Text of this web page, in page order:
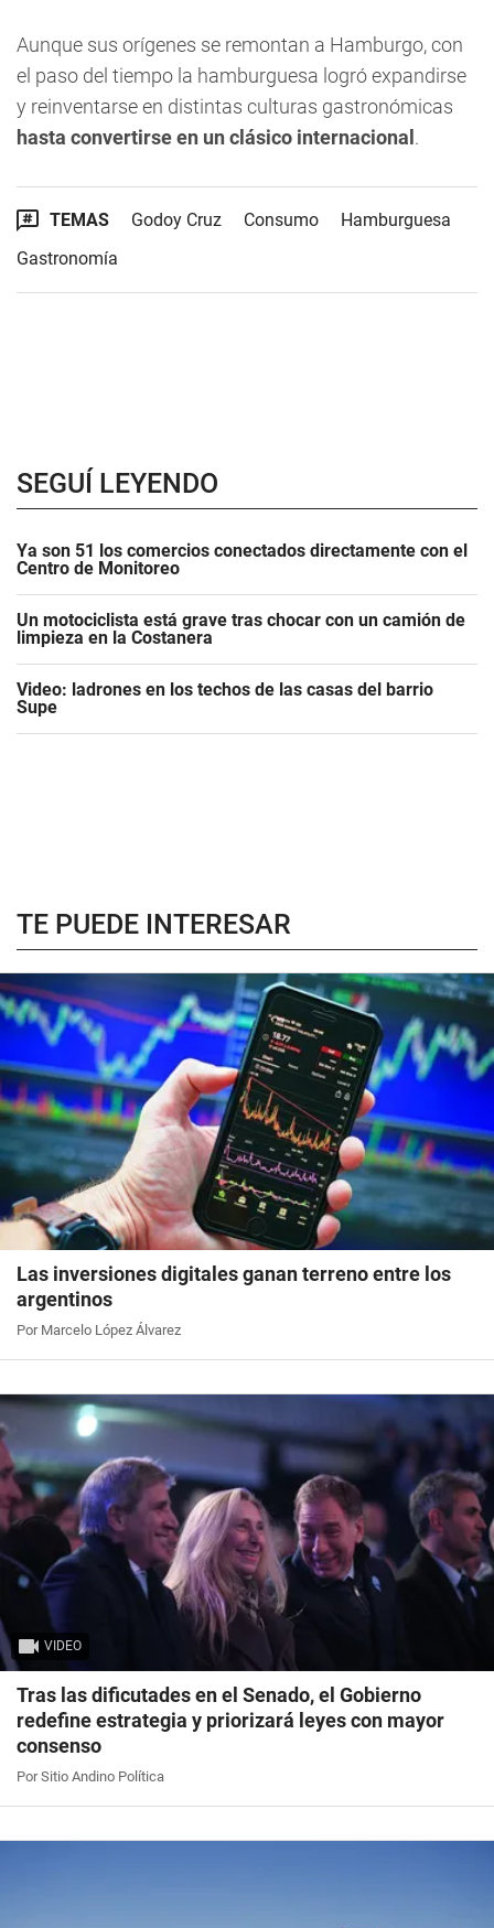
Aunque sus orígenes se remontan a Hamburgo, con
el paso del tiempo la hamburguesa logró expandirse
y reinventarse en distintas culturas gastronómicas
hasta convertirse en un clásico internacional .
TEMAS Godoy Cruz Consumo
Hamburguesa
Gastronomía
SEGUÍ LEYENDO
Ya son 51 los comercios conectados directamente con el
Centro de Monitoreo
Un motociclista está grave tras chocar con un camión de
limpieza en la Costanera
Video: ladrones en los techos de las casas del barrio
Supe
TE PUEDE INTERESAR
Las inversiones digitales ganan terreno entre los
argentinos
Por Marcelo López Álvarez
VIDEO
Tras las dificutades en el Senado, el Gobierno
redefine estrategia y priorizará leyes con mayor
consenso
Por Sitio Andino Política